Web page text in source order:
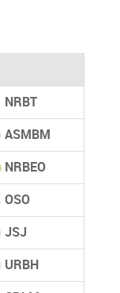
NRBT
ASMBM
NRBEO
OSO
JSJ
URBH